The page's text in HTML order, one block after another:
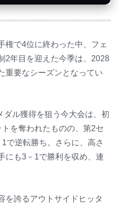
権で4位に終わった中、フェ
2年目を迎えた今季は、2028
重要なシーズンとなってい
ダル獲得を狙う今大会は、初
を奪われたものの、第2セ
で逆転勝ち。さらに、高さ
にも3－1で勝利を収め、連
を誇るアウトサイドヒッタ